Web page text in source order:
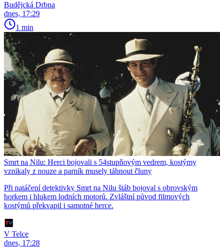
Budějcká Drbna
dnes, 17:29
1 min
Smrt na Nilu: Herci bojovali s 54stupňovým vedrem, kostýmy
vznikaly z nouze a parník musely táhnout čluny
Při natáčení detektivky Smrt na Nilu štáb bojoval s obrovským
horkem i hlukem lodních motorů. Zvláštní původ filmových
kostýmů překvapil i samotné herce.
V Telce
dnes, 17:28